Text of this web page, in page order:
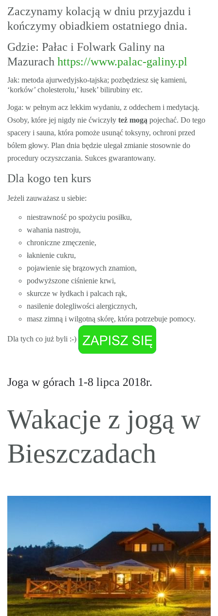
Zaczynamy kolacją w dniu przyjazdu i
kończymy obiadkiem ostatniego dnia.
Gdzie: Pałac i Folwark Galiny na
Mazurach https://www.palac-galiny.pl
Jak: metoda ajurwedyjsko-tajska; pozbędziesz się kamieni,
‘korków’ cholesterolu,’ łusek’ bilirubiny etc.
Joga: w pełnym acz lekkim wydaniu, z oddechem i medytacją.
Osoby, które jej nigdy nie ćwiczyły też mogą pojechać. Do tego
spacery i sauna, która pomoże usunąć toksyny, ochroni przed
bólem głowy. Plan dnia będzie ulegał zmianie stosownie do
procedury oczyszczania. Sukces gwarantowany.
Dla kogo ten kurs
Jeżeli zauważasz u siebie:
niestrawność po spożyciu posiłku,
wahania nastroju,
chroniczne zmęczenie,
łaknienie cukru,
pojawienie się brązowych znamion,
podwyższone ciśnienie krwi,
skurcze w łydkach i palcach rąk,
nasilenie dolegliwości alergicznych,
masz zimną i wilgotną skórę, która potrzebuje pomocy.
Dla tych co już byli :-)
Joga w górach 1-8 lipca 2018r.
Wakacje z jogą w
Bieszczadach